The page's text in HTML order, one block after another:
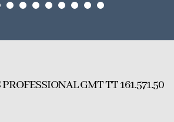
GMT TT 161.571.50